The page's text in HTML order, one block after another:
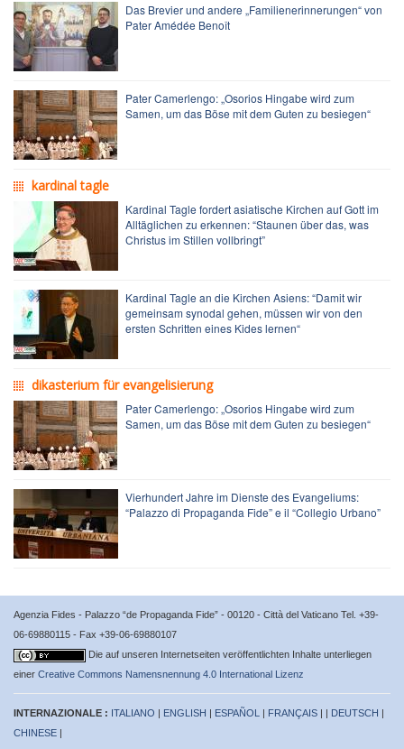
Das Brevier und andere „Familienerinnerungen“ von
Pater Amédée Benoît
Pater Camerlengo: „Osorios Hingabe wird zum
Samen, um das Böse mit dem Guten zu besiegen“
kardinal tagle
Kardinal Tagle fordert asiatische Kirchen auf Gott im
Alltäglichen zu erkennen: “Staunen über das, was
Christus im Stillen vollbringt”
Kardinal Tagle an die Kirchen Asiens: “Damit wir
gemeinsam synodal gehen, müssen wir von den
ersten Schritten eines Kides lernen“
dikasterium für evangelisierung
Pater Camerlengo: „Osorios Hingabe wird zum
Samen, um das Böse mit dem Guten zu besiegen“
Vierhundert Jahre im Dienste des Evangeliums:
“Palazzo di Propaganda Fide” e il “Collegio Urbano”
Agenzia Fides - Palazzo “de Propaganda Fide” - 00120 - Città del Vaticano Tel. +39-
06-69880115 - Fax +39-06-69880107
Die auf unseren Internetseiten veröffentlichten Inhalte unterliegen
einer Creative Commons Namensnennung 4.0 International Lizenz
INTERNAZIONALE : ITALIANO | ENGLISH | ESPAÑOL | FRANÇAIS | | DEUTSCH |
CHINESE |